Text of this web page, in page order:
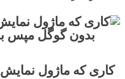
کاری که ماژول